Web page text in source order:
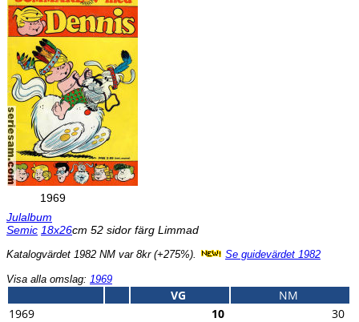
1969
Julalbum
Semic 18x26cm 52 sidor färg Limmad
Katalogvärdet 1982 NM var 8kr (+275%). Se guidevärdet 1982
Visa alla omslag: 1969
VG
NM
1969
10 30